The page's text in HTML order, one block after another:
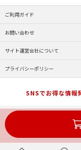
ご利用ガイド
お問い合わせ
サイト運営会社について
プライバシーポリシー
SNSでお得な情報